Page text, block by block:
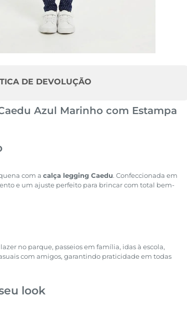
DE DEVOLUÇÃO
Azul Marinho com Estampa
com a calça legging Caedu. Confeccionada em
e um ajuste perfeito para brincar com total bem-
no parque, passeios em família, idas à escola,
com amigos, garantindo praticidade em todas
look